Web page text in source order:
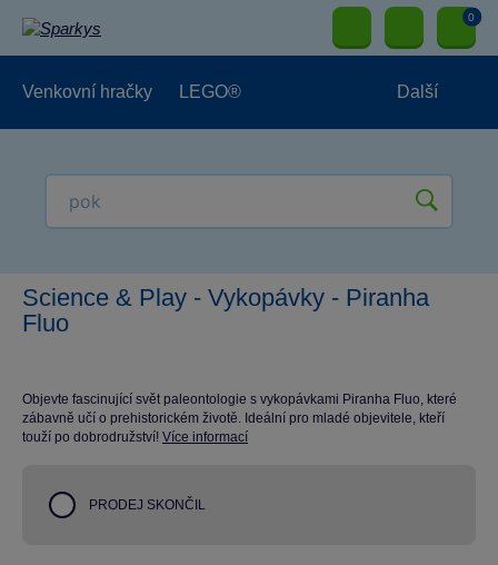
0
Venkovní hračky LEGO® Další
Science & Play - Vykopávky - Piranha
Fluo
Objevte fascinující svět paleontologie s vykopávkami Piranha Fluo, které
zábavně učí o prehistorickém životě. Ideální pro mladé objevitele, kteří
touží po dobrodružství! Více informací
PRODEJ SKONČIL